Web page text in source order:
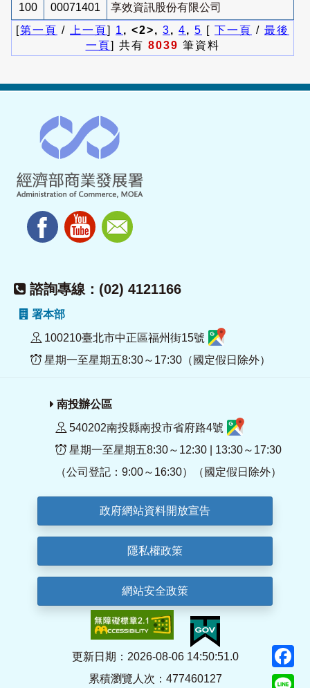
100 00071401
享效資訊股份有限公司
[第一頁 / 上一頁] 1 , <2>, 3, 4, 5 [ 下一頁 / 最後
一頁] 共有 8039 筆資料
諮詢專線：(02) 4121166
署本部
100210臺北市中正區福州街15號
星期一至星期五8:30～17:30（國定假日除外）
南投辦公區
540202南投縣南投市省府路4號
星期一至星期五8:30～12:30 | 13:30～17:30
（公司登記：9:00～16:30）（國定假日除外）
政府網站資料開放宣告
隱私權政策
網站安全政策
更新日期：2026-08-06 14:50:51.0
累積瀏覽人次：477460127